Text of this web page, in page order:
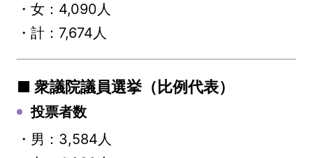
・女：4,090人
・計：7,674人
■ 衆議院議員選挙（比例代表）
投票者数
・男：3,584人